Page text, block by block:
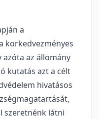
a
korkedvezményes
azóta az állomány
kutatás azt a célt
hivatásos
szeretnénk látni